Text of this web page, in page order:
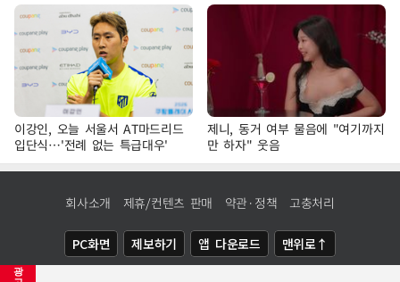
광
이강인, 오늘 서울서 AT마드리드
입단식…'전례 없는 특급대우'
제니, 동거 여부 물음에 "여기까지
만 하자" 웃음
회사소개 제휴/컨텐츠 판매 약관·정책 고충처리
PC화면 제보하기 앱 다운로드 맨위로↑